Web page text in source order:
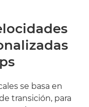
se basa en
transición, para